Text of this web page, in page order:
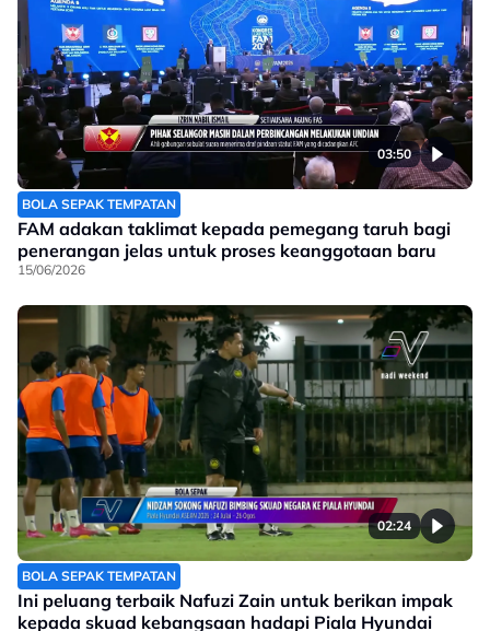
03:50
BOLA SEPAK TEMPATAN
FAM adakan taklimat kepada pemegang taruh bagi
penerangan jelas untuk proses keanggotaan baru
15/06/2026
02:24
BOLA SEPAK TEMPATAN
Ini peluang terbaik Nafuzi Zain untuk berikan impak
kepada skuad kebangsaan hadapi Piala Hyundai